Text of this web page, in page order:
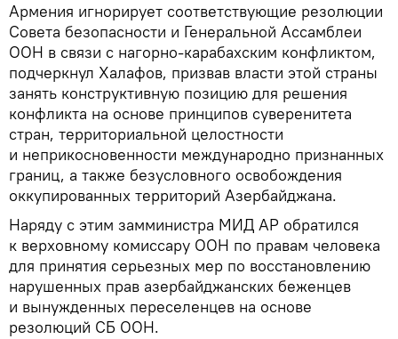
Армения игнорирует соответствующие резолюции
Совета безопасности и Генеральной Ассамблеи
ООН в связи с нагорно-карабахским конфликтом,
подчеркнул Халафов, призвав власти этой страны
занять конструктивную позицию для решения
конфликта на основе принципов суверенитета
стран, территориальной целостности
и неприкосновенности международно признанных
границ, а также безусловного освобождения
оккупированных территорий Азербайджана.
Наряду с этим замминистра МИД АР обратился
к верховному комиссару ООН по правам человека
для принятия серьезных мер по восстановлению
нарушенных прав азербайджанских беженцев
и вынужденных переселенцев на основе
резолюций СБ ООН.